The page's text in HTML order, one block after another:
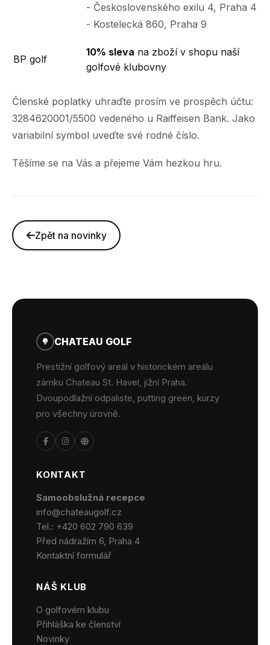
- Československého exilu 4, Praha 4
- Kostelecká 860, Praha 9
BP golf
10% sleva na zboží v shopu naší
golfové klubovny
Členské poplatky uhraďte prosím ve prospěch účtu:
3284620001/5500 vedeného u Raiffeisen Bank. Jako
variabilní symbol uveďte své rodné číslo.
Těšíme se na Vás a přejeme Vám hezkou hru.
Zpět na novinky
CHATEAU GOLF
Prestižní golfový areál v historickém areálu
zámku Chateau St. Havel, jižní Praha.
Dvoupodlažní odpaliste, putting green, kurzy
pro všechny úrovně.
KONTAKT
Samoobslužná recepce
info@chateaugolf.cz
Tel.: +420 602 790 639
Před nádražím 6, Praha 4
Kontaktní formulář
NÁŠ KLUB
O golfovém klubu
Přihláška ke členství
Novinky